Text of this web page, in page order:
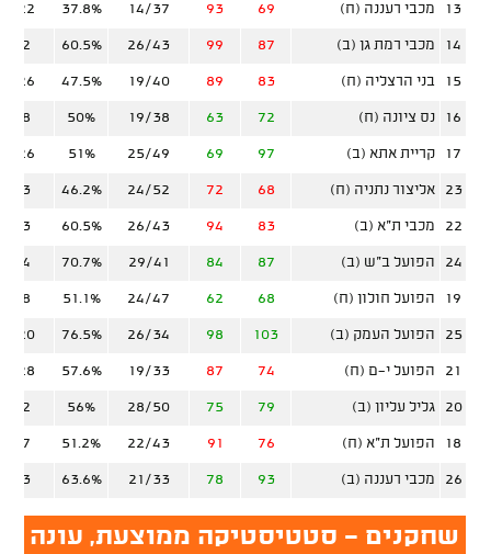
13 מכבי רעננה (ח) 69
93
14/37
37.8%
22
14 מכבי רמת גן (ב) 87
99
26/43
60.5%
32
15 בני הרצליה (ח) 83
89
19/40
47.5%
26
16 נס ציונה (ח) 72
63
19/38
50%
28
17 קריית אתא (ב) 97
69
25/49
51%
26
23 אליצור נתניה (ח) 68
72
24/52
46.2%
23
22 מכבי ת"א (ב) 83
94
26/43
60.5%
33
24 הפועל ב"ש (ב) 87
84
29/41
70.7%
14
19 הפועל חולון (ח) 68
62
24/47
51.1%
18
25 הפועל העמק (ב) 103
98
26/34
76.5%
20
21 הפועל י-ם (ח) 74
87
19/33
57.6%
28
20 גליל עליון (ב) 79
75
28/50
56%
22
18 הפועל ת"א (ח) 76
91
22/43
51.2%
17
26 מכבי רעננה (ב) 93
78
21/33
63.6%
23
שחקנים - סטטיסטיקה ממוצעת, עונה